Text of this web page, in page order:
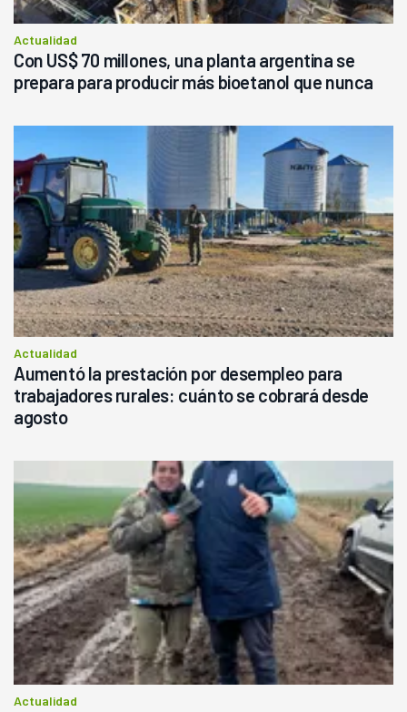
Actualidad
Con US$ 70 millones, una planta argentina se
prepara para producir más bioetanol que nunca
Actualidad
Aumentó la prestación por desempleo para
trabajadores rurales: cuánto se cobrará desde
agosto
Actualidad